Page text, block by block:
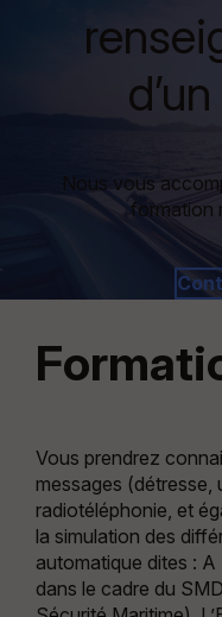
Nous vous
formation
Vous prendrez
messages (détresse,
radiotéléphonie, et
la simulation des
automatique dites :
dans le cadre du